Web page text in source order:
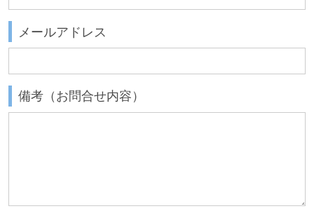
メールアドレス
備考（お問合せ内容）